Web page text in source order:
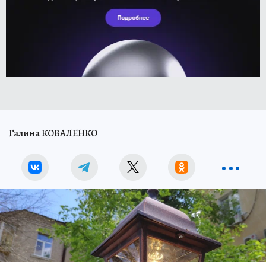
Галина КОВАЛЕНКО